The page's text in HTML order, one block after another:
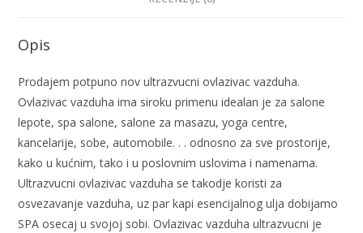
Opis
Prodajem potpuno nov ultrazvucni ovlazivac vazduha.
Ovlazivac vazduha ima siroku primenu idealan je za salone
lepote, spa salone, salone za masazu, yoga centre,
kancelarije, sobe, automobile. . . odnosno za sve prostorije,
kako u kućnim, tako i u poslovnim uslovima i namenama.
Ultrazvucni ovlazivac vazduha se takodje koristi za
osvezavanje vazduha, uz par kapi esencijalnog ulja dobijamo
SPA osecaj u svojoj sobi. Ovlazivac vazduha ultrazvucni je